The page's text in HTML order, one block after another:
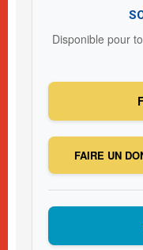
Disponible pour
FAIRE UN